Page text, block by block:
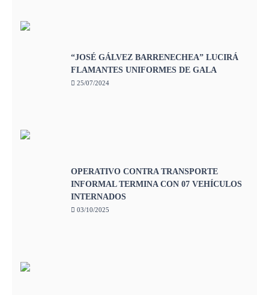
“JOSÉ GÁLVEZ BARRENECHEA” LUCIRÁ
FLAMANTES UNIFORMES DE GALA
25/07/2024
OPERATIVO CONTRA TRANSPORTE
INFORMAL TERMINA CON 07 VEHÍCULOS
INTERNADOS
03/10/2025